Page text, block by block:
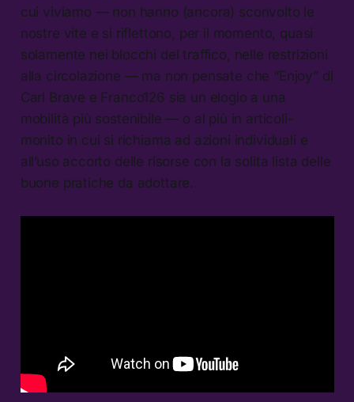
cui viviamo — non hanno (ancora) sconvolto le
nostre vite e si riflettono, per il momento, quasi
solamente nei blocchi del traffico, nelle restrizioni
alla circolazione — ma non pensate che “Enjoy” di
Carl Brave e Franco126 sia un elogio a una
mobilità più sostenibile — o al più in articoli-
monito in cui si richiama ad azioni individuali e
all’uso accorto delle risorse con la solita lista delle
buone pratiche da adottare.